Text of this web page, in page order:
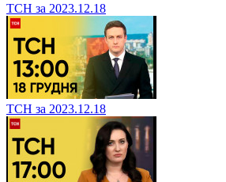
ТСН за 2023.12.18
ТСН за 2023.12.18